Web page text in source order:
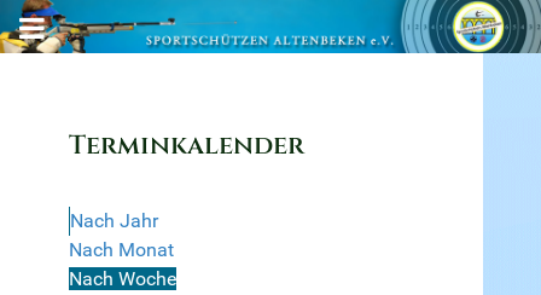
Terminkalender
Nach Jahr
Nach Monat
Nach Woche